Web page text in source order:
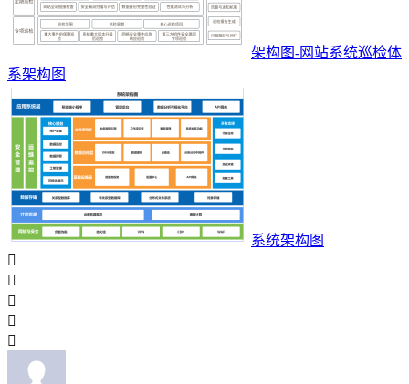
架构图-网站系统巡检体
系架构图
系统架构图




